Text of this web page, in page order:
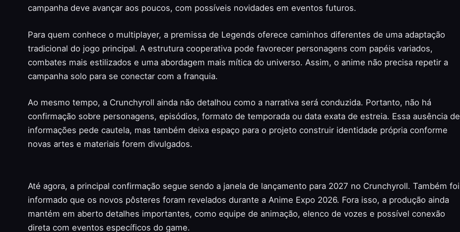
campanha deve avançar aos poucos, com possíveis novidades em eventos futuros.
Para quem conhece o multiplayer, a premissa de Legends oferece caminhos diferentes de uma adaptação
tradicional do jogo principal. A estrutura cooperativa pode favorecer personagens com papéis variados,
combates mais estilizados e uma abordagem mais mítica do universo. Assim, o anime não precisa repetir a
campanha solo para se conectar com a franquia.
Ao mesmo tempo, a Crunchyroll ainda não detalhou como a narrativa será conduzida. Portanto, não há
confirmação sobre personagens, episódios, formato de temporada ou data exata de estreia. Essa ausência de
informações pede cautela, mas também deixa espaço para o projeto construir identidade própria conforme
novas artes e materiais forem divulgados.
Até agora, a principal confirmação segue sendo a janela de lançamento para 2027 no Crunchyroll. Também foi
informado que os novos pôsteres foram revelados durante a Anime Expo 2026. Fora isso, a produção ainda
mantém em aberto detalhes importantes, como equipe de animação, elenco de vozes e possível conexão
direta com eventos específicos do game.